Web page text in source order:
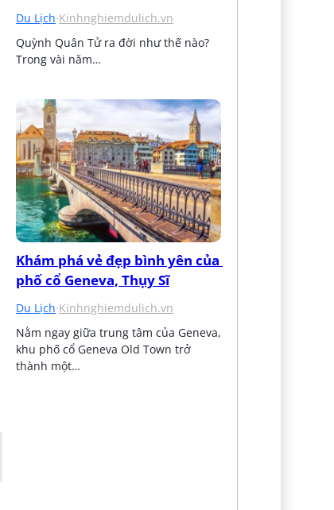
Du Lịch·Kinhnghiemdulich.vn
Quỳnh Quân Tử ra đời như thế nào?
Trong vài năm…
Khám phá vẻ đẹp bình yên của
phố cổ Geneva, Thụy Sĩ
Du Lịch·Kinhnghiemdulich.vn
Nằm ngay giữa trung tâm của Geneva,
khu phố cổ Geneva Old Town trở
thành một…